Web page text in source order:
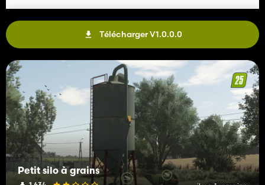
Télécharger V1.0.0.0
Petit silo à grains